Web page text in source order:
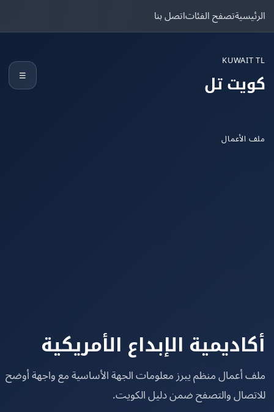
تصفح الفئاتاتصل بنا
تل
الإبداع الأمريكية
منظم يبرز معلومات الجهة الأساسية مع واجهة أوضح
والتصفح ضمن دليل الكويت.